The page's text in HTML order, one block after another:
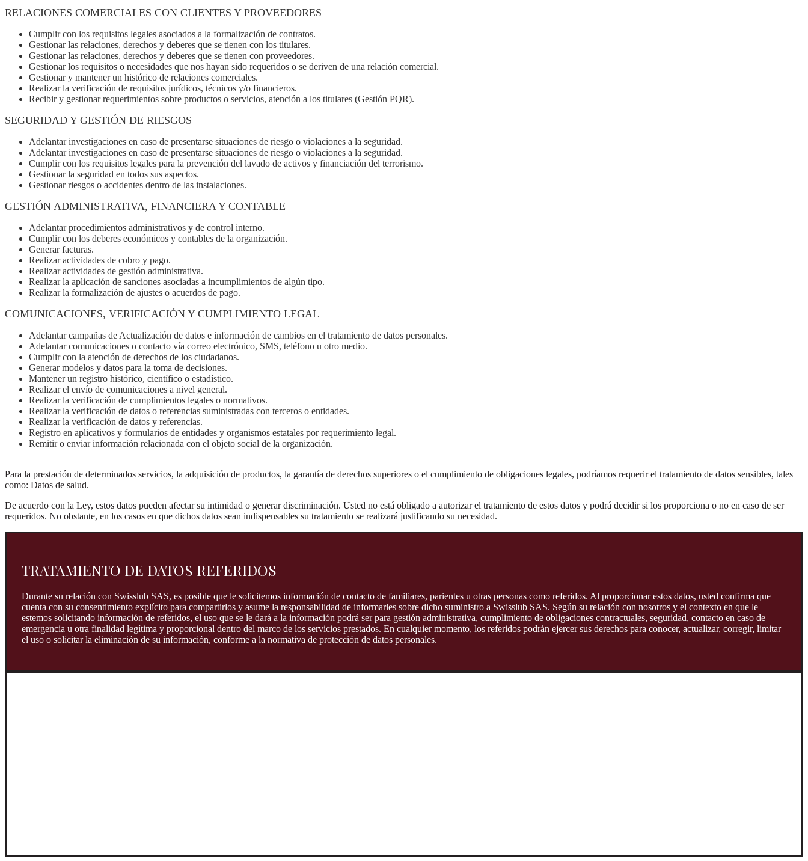
RELACIONES COMERCIALES CON CLIENTES Y PROVEEDORES
Cumplir con los requisitos legales asociados a la formalización de contratos.
Gestionar las relaciones, derechos y deberes que se tienen con los titulares.
Gestionar las relaciones, derechos y deberes que se tienen con proveedores.
Gestionar los requisitos o necesidades que nos hayan sido requeridos o se deriven de una relación comercial.
Gestionar y mantener un histórico de relaciones comerciales.
Realizar la verificación de requisitos jurídicos, técnicos y/o financieros.
Recibir y gestionar requerimientos sobre productos o servicios, atención a los titulares (Gestión PQR).
SEGURIDAD Y GESTIÓN DE RIESGOS
Adelantar investigaciones en caso de presentarse situaciones de riesgo o violaciones a la seguridad.
Adelantar investigaciones en caso de presentarse situaciones de riesgo o violaciones a la seguridad.
Cumplir con los requisitos legales para la prevención del lavado de activos y financiación del terrorismo.
Gestionar la seguridad en todos sus aspectos.
Gestionar riesgos o accidentes dentro de las instalaciones.
GESTIÓN ADMINISTRATIVA, FINANCIERA Y CONTABLE
Adelantar procedimientos administrativos y de control interno.
Cumplir con los deberes económicos y contables de la organización.
Generar facturas.
Realizar actividades de cobro y pago.
Realizar actividades de gestión administrativa.
Realizar la aplicación de sanciones asociadas a incumplimientos de algún tipo.
Realizar la formalización de ajustes o acuerdos de pago.
COMUNICACIONES, VERIFICACIÓN Y CUMPLIMIENTO LEGAL
Adelantar campañas de Actualización de datos e información de cambios en el tratamiento de datos personales.
Adelantar comunicaciones o contacto vía correo electrónico, SMS, teléfono u otro medio.
Cumplir con la atención de derechos de los ciudadanos.
Generar modelos y datos para la toma de decisiones.
Mantener un registro histórico, científico o estadístico.
Realizar el envío de comunicaciones a nivel general.
Realizar la verificación de cumplimientos legales o normativos.
Realizar la verificación de datos o referencias suministradas con terceros o entidades.
Realizar la verificación de datos y referencias.
Registro en aplicativos y formularios de entidades y organismos estatales por requerimiento legal.
Remitir o enviar información relacionada con el objeto social de la organización.
Para la prestación de determinados servicios, la adquisición de productos, la garantía de derechos superiores o el cumplimiento de obligaciones legales, podríamos requerir el tratamiento de datos sensibles, tales
como: Datos de salud.
De acuerdo con la Ley, estos datos pueden afectar su intimidad o generar discriminación. Usted no está obligado a autorizar el tratamiento de estos datos y podrá decidir si los proporciona o no en caso de ser
requeridos. No obstante, en los casos en que dichos datos sean indispensables su tratamiento se realizará justificando su necesidad.
TRATAMIENTO DE DATOS REFERIDOS
Durante su relación con Swisslub SAS, es posible que le solicitemos información de contacto de familiares, parientes u otras personas como referidos. Al proporcionar estos datos, usted confirma que
cuenta con su consentimiento explícito para compartirlos y asume la responsabilidad de informarles sobre dicho suministro a Swisslub SAS. Según su relación con nosotros y el contexto en que le
estemos solicitando información de referidos, el uso que se le dará a la información podrá ser para gestión administrativa, cumplimiento de obligaciones contractuales, seguridad, contacto en caso de
emergencia u otra finalidad legítima y proporcional dentro del marco de los servicios prestados. En cualquier momento, los referidos podrán ejercer sus derechos para conocer, actualizar, corregir, limitar
el uso o solicitar la eliminación de su información, conforme a la normativa de protección de datos personales.